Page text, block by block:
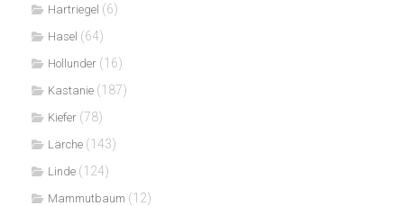
Hartriegel (6)
Hasel (64)
Hollunder (16)
Kastanie (187)
Kiefer (78)
Lärche (143)
Linde (124)
Mammutbaum (12)